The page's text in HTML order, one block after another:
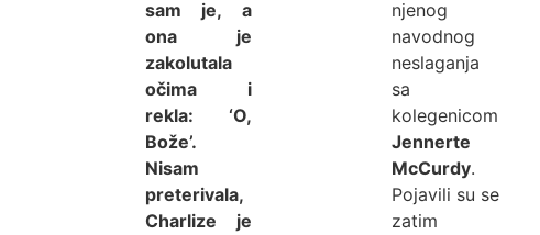
sam je, a
ona je
zakolutala
očima i
rekla: ‘O,
Bože’.
Nisam
preterivala,
Charlize je
njenog
navodnog
neslaganja
sa
kolegenicom
Jennerte
McCurdy.
Pojavili su se
zatim